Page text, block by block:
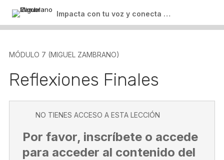
Impacta con tu voz y conecta con tu audiencia
MÓDULO 7 (MIGUEL ZAMBRANO)
Reflexiones Finales
NO TIENES ACCESO A ESTA LECCIÓN
Por favor, inscríbete o accede
para acceder al contenido del